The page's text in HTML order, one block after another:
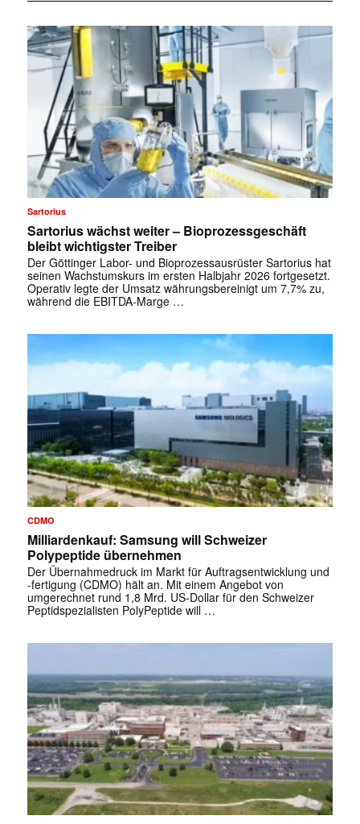
Sartorius
Sartorius wächst weiter – Bioprozessgeschäft
bleibt wichtigster Treiber
Der Göttinger Labor- und Bioprozessausrüster Sartorius hat
seinen Wachstumskurs im ersten Halbjahr 2026 fortgesetzt.
Operativ legte der Umsatz währungsbereinigt um 7,7% zu,
während die EBITDA-Marge …
CDMO
Milliardenkauf: Samsung will Schweizer
Polypeptide übernehmen
Der Übernahmedruck im Markt für Auftragsentwicklung und
-fertigung (CDMO) hält an. Mit einem Angebot von
umgerechnet rund 1,8 Mrd. US-Dollar für den Schweizer
Peptidspezialisten PolyPeptide will …